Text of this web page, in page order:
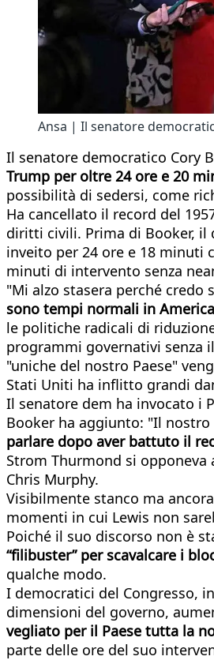
Ansa | Il senatore
Il senatore democratico Cory
Trump per oltre 24 ore e 20
possibilità di sedersi, come
Ha cancellato il record del
diritti civili. Prima di Booker, il
inveito per 24 ore e 18 minuti
minuti di intervento senza
"Mi alzo stasera perché credo
sono tempi normali in America
le politiche radicali di
programmi governativi senza
"uniche del nostro Paese"
Stati Uniti ha inflitto grandi
Il senatore dem ha invocato i
Booker ha aggiunto: "Il
parlare dopo aver battuto il
Strom Thurmond si
Chris Murphy.
Visibilmente stanco ma
momenti in cui Lewis non
Poiché il suo discorso non è
“filibuster” per scavalcare i
qualche modo.
I democratici del Congresso,
dimensioni del governo,
vegliato per il Paese tutta la
parte delle ore del suo